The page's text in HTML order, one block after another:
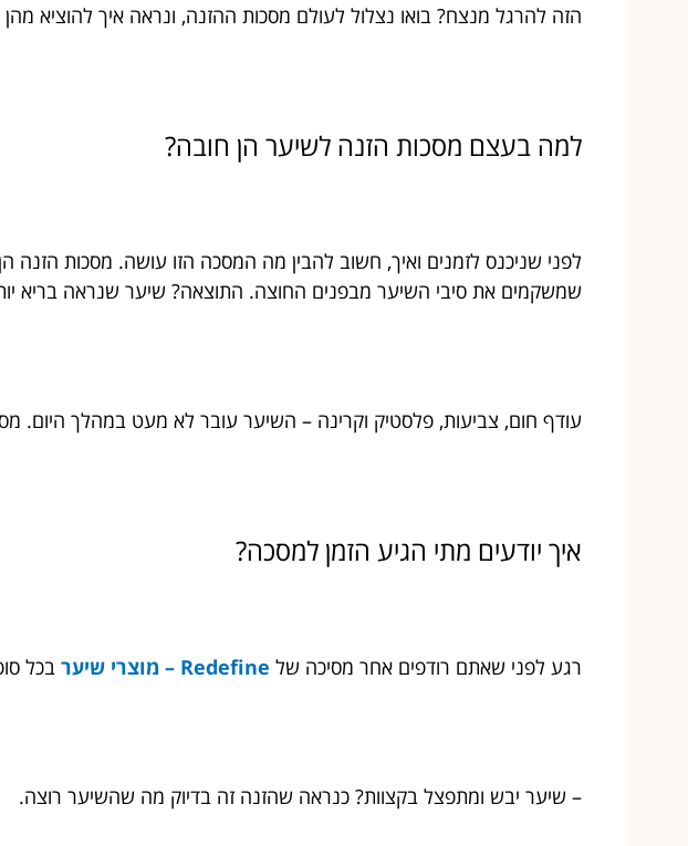
הזה להרגל מנצח? בואו נצלול לעולם מסכות ההזנה, ונראה איך להוציא
למה בעצם מסכות הזנה לשיער הן חובה?
לפני שניכנס לזמנים ואיך, חשוב להבין מה המסכה הזו עושה. מסכות
שמשקמים את סיבי השיער מבפנים החוצה. התוצאה? שיער שנראה בריא
עודף חום, צביעות, פלסטיק וקרינה – השיער עובר לא מעט במהלך היום.
איך יודעים מתי הגיע הזמן למסכה?
רגע לפני שאתם רודפים אחר מסיכה של Redefine – מוצרי שיער בכל
– שיער יבש ומתפצל בקצוות? כנראה שהזנה זה בדיוק מה שהשיער רוצה.